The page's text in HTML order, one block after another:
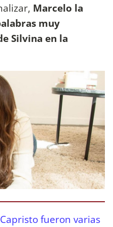
Marcelo la
muy
Silvina en la
fueron varias